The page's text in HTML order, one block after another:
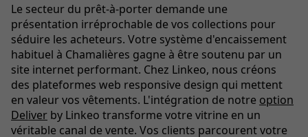
Le secteur du prêt-à-porter demande une
présentation irréprochable de vos collections pour
séduire les acheteurs. Votre système d'encaissement
habituel à Chamalières gagne à être soutenu par un
site internet performant. Chez Linkeo, nous créons
des plateformes web responsive design qui mettent
en valeur vos vêtements. L'intégration de notre option
Deliver by Linkeo transforme votre vitrine en un
véritable canal de vente. Vos clients parcourent votre